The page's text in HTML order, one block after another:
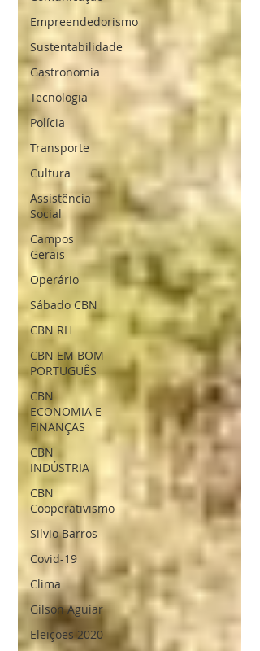
Empreendedorismo
Sustentabilidade
Gastronomia
Tecnologia
Polícia
Transporte
Cultura
Assistência
Social
Campos
Gerais
Operário
Sábado CBN
CBN RH
CBN EM BOM
PORTUGUÊS
CBN
ECONOMIA E
FINANÇAS
CBN
INDÚSTRIA
CBN
Cooperativismo
Silvio Barros
Covid-19
Clima
Gilson Aguiar
Eleições 2020